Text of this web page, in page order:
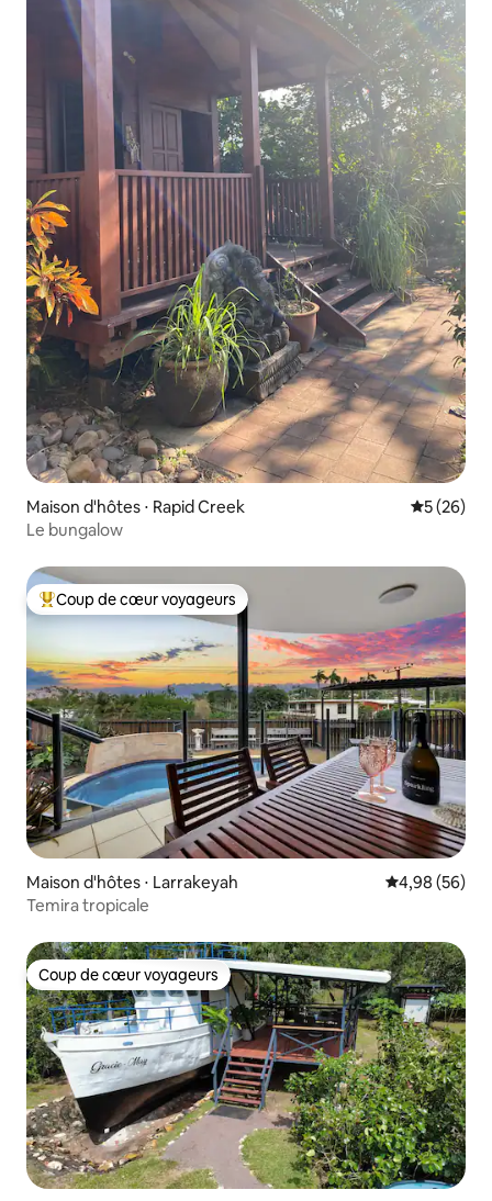
Maison d'hôtes ⋅ Rapid Creek
5 (26)
Le bungalow
Coups de cœur voyageurs les plus appréciés
Coup de cœur voyageurs
Maison d'hôtes ⋅ Larrakeyah Évaluation
4,98 (56)
Temira tropicale
Coup de cœur voyageurs
Coup de cœur voyageurs